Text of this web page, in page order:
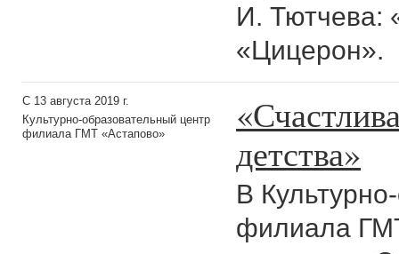
И. Тютчева:
«Цицерон».
С 13 августа 2019 г.
Культурно-образовательный центр
филиала ГМТ «Астапово»
детства»
В
филиала